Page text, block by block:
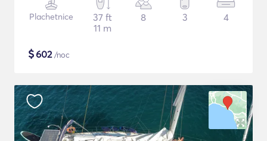
Plachetnice
37 ft
11 m
8 3 4
$602/noc